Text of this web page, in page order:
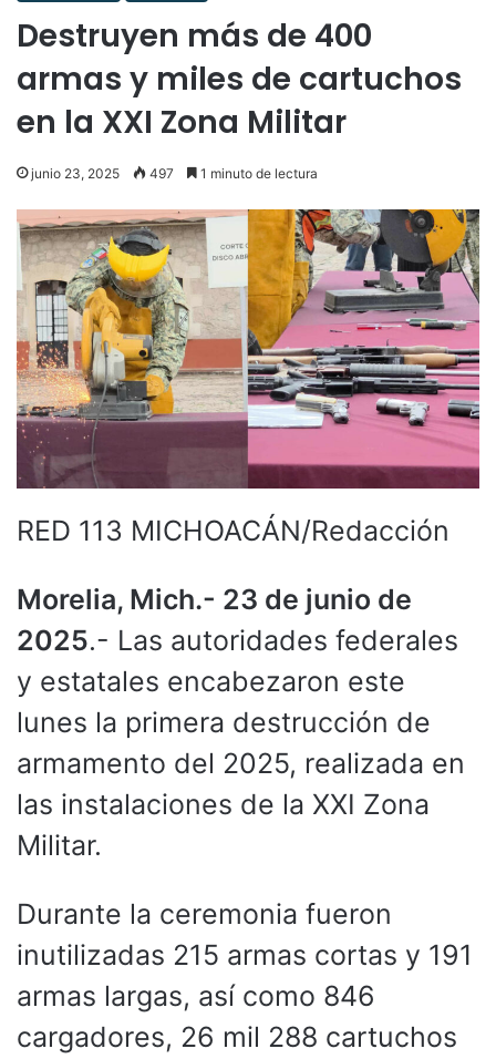
Destruyen más de 400
armas y miles de cartuchos
en la XXI Zona Militar
junio 23, 2025 497 1 minuto de lectura
RED 113 MICHOACÁN/Redacción
Morelia, Mich.- 23 de junio de
2025.- Las autoridades federales
y estatales encabezaron este
lunes la primera destrucción de
armamento del 2025, realizada en
las instalaciones de la XXI Zona
Militar.
Durante la ceremonia fueron
inutilizadas 215 armas cortas y 191
armas largas, así como 846
cargadores, 26 mil 288 cartuchos